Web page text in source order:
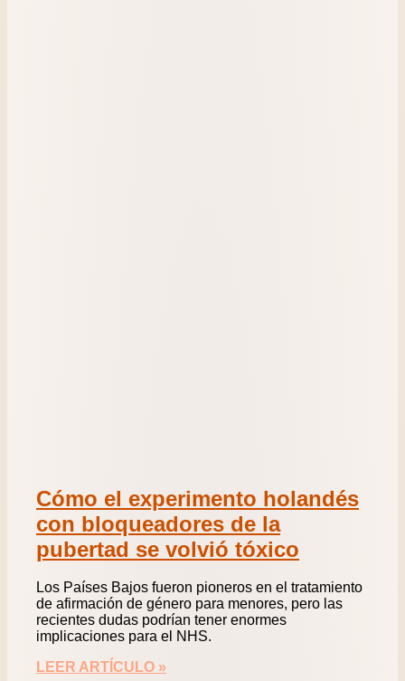
Cómo el experimento holandés
con bloqueadores de la
pubertad se volvió tóxico
Los Países Bajos fueron pioneros en el tratamiento
de afirmación de género para menores, pero las
recientes dudas podrían tener enormes
implicaciones para el NHS.
LEER ARTÍCULO »